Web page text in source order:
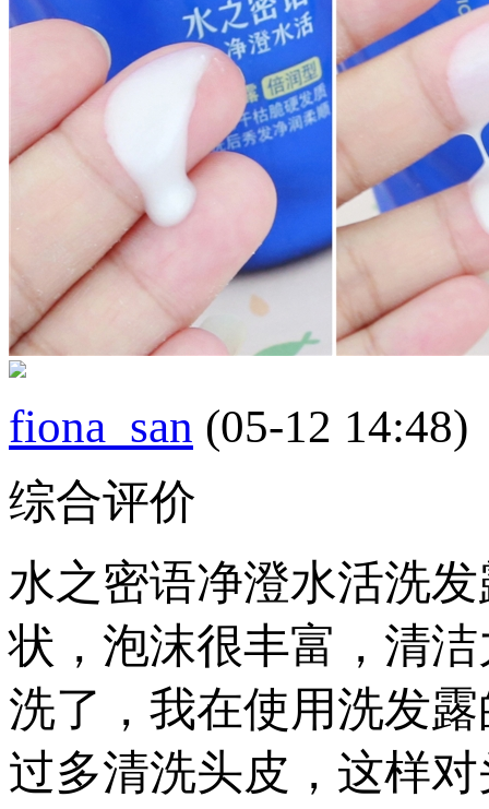
fiona_san (05-12 14:48)
综合评价
水之密语净澄水活洗
状，泡沫很丰富，清
洗了，我在使用洗发
过多清洗头皮，这样